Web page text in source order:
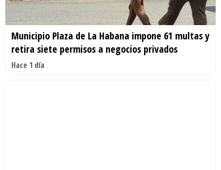
Municipio Plaza de La Habana impone 61 multas y
retira siete permisos a negocios privados
Hace 1 día